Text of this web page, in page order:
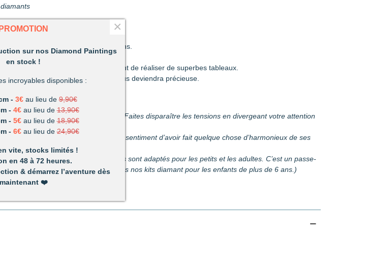
unique à réaliser de ses propres mains.
et les résultats en valent la peine !
et de technique qui vous permettront de réaliser de superbes tableaux.
combien votre réalisation vous deviendra précieuse.
de nombreux avantages :
La vie peut parfois être stressante. Faites disparaître les tensions en divergeant votre attention
rien n’est plus satisfaisant que le sentiment d’avoir fait quelque chose d’harmonieux de ses
et les adultes :facile à utiliser, ils sont adaptés pour les petits et les adultes. C’est un passe-
en famille. (Nous recommandons nos kits diamant pour les enfants de plus de 6 ans.)
PROMOTION
sur nos Diamond Paintings
en stock !
incroyables disponibles :
- 3€au lieu de9,90€
- 4€ au lieu de 13,90€
- 5€ au lieu de18,90€
- 6€ au lieu de 24,90€
vite, stocks limités !
en 48 à 72 heures.
& démarrez l’aventure dès
maintenant❤️
×